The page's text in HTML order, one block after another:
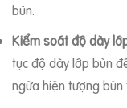
bùn.
Kiểm soát độ dày
tục độ dày lớp bùn
ngừa hiện tượng bùn